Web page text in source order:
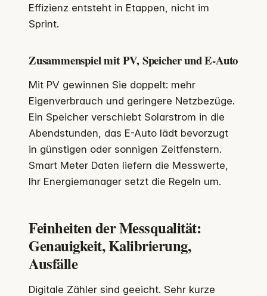
Effizienz entsteht in Etappen, nicht im
Sprint.
Zusammenspiel mit PV, Speicher und E-Auto
Mit PV gewinnen Sie doppelt: mehr
Eigenverbrauch und geringere Netzbezüge.
Ein Speicher verschiebt Solarstrom in die
Abendstunden, das E-Auto lädt bevorzugt
in günstigen oder sonnigen Zeitfenstern.
Smart Meter Daten liefern die Messwerte,
Ihr Energiemanager setzt die Regeln um.
Feinheiten der Messqualität:
Genauigkeit, Kalibrierung,
Ausfälle
Digitale Zähler sind geeicht. Sehr kurze